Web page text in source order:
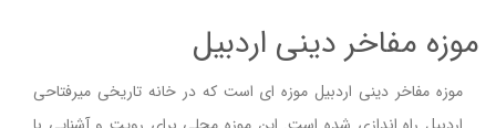
موزه مفاخر دینی اردبیل
موزه مفاخر دینی اردبیل موزه ای است كه در خانه تاریخی میرفتاحی